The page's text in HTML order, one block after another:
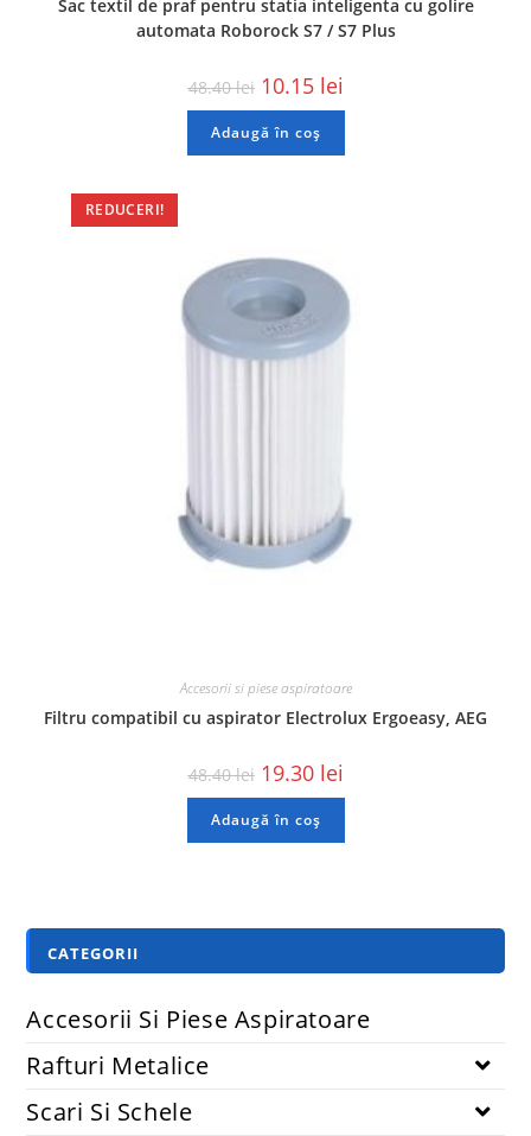
Sac textil de praf pentru statia inteligenta cu golire
automata Roborock S7 / S7 Plus
48.40lei 10.15 lei
Adaugă în coș
REDUCERI!
Accesorii si piese aspiratoare
Filtru compatibil cu aspirator Electrolux Ergoeasy, AEG
48.40lei 19.30 lei
Adaugă în coș
CATEGORII
Accesorii Si Piese Aspiratoare
Rafturi Metalice
Scari Si Schele